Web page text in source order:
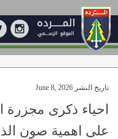
تاريخ النشر June 8, 2026
احياء ذكرى
على اهمية صون